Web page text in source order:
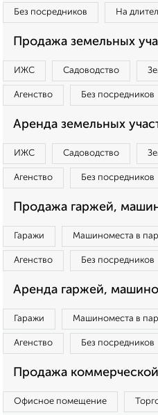
Без посредников На
Продажа земельных
ИЖС Садоводство
Агенство Без посредников
Аренда земельных
ИЖС Садоводство
Агенство Без посредников
Продажа гаржей,
Гаражи Машиноместа в
Агенство Без посредников
Аренда гаржей,
Гаражи Машиноместа в
Агенство Без посредников
Продажа
Офисное помещение